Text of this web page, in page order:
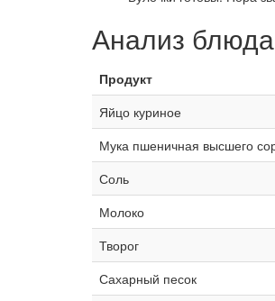
Анализ
Продукт
Яйцо куриное
Мука пшеничная высшего
Соль
Молоко
Творог
Сахарный песок